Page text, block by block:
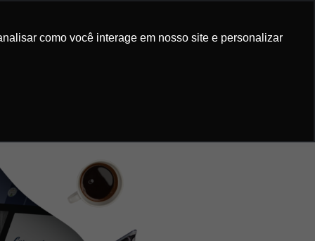
como você interage em nosso site e personalizar
GRATUITOS ORÇAMENTO